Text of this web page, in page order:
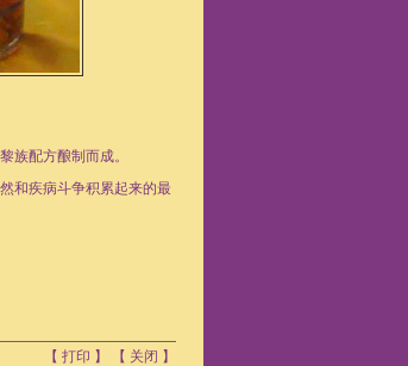
族配方酿制而成。
和疾病斗争积累起来的最
【 打印 】 【 关闭 】